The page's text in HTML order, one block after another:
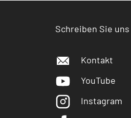
Schreiben Sie uns
Kontakt
YouTube
Instagram